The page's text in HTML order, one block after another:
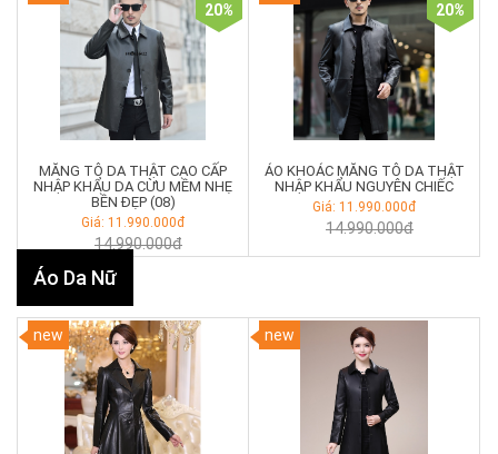
20%
MĂNG TÔ DA THẬT CAO CẤP
NHẬP KHẨU DA CỪU MỀM NHẸ
BỀN ĐẸP (08)
Giá: 11.990.000đ
14.990.000đ
20%
ÁO KHOÁC MĂNG TÔ DA THẬT
NHẬP KHẨU NGUYÊN CHIẾC
Giá: 11.990.000đ
14.990.000đ
Áo Da Nữ
new new